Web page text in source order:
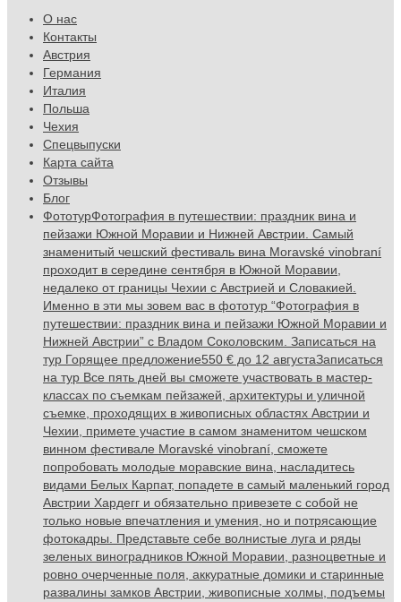
О нас
Контакты
Австрия
Германия
Италия
Польша
Чехия
Спецвыпуски
Карта сайта
Отзывы
Блог
ФототурФотография в путешествии: праздник вина и
пейзажи Южной Моравии и Нижней Австрии. Самый
знаменитый чешский фестиваль вина Moravské vinobraní
проходит в середине сентября в Южной Моравии,
недалеко от границы Чехии с Австрией и Словакией.
Именно в эти мы зовем вас в фототур “Фотография в
путешествии: праздник вина и пейзажи Южной Моравии и
Нижней Австрии” с Владом Соколовским. Записаться на
тур Горящее предложение550 € до 12 августаЗаписаться
на тур Все пять дней вы сможете участвовать в мастер-
классах по съемкам пейзажей, архитектуры и уличной
съемке, проходящих в живописных областях Австрии и
Чехии, примете участие в самом знаменитом чешском
винном фестивале Moravské vinobraní, сможете
попробовать молодые моравские вина, насладитесь
видами Белых Карпат, попадете в самый маленький город
Австрии Хардегг и обязательно привезете с собой не
только новые впечатления и умения, но и потрясающие
фотокадры. Представьте себе волнистые луга и ряды
зеленых виноградников Южной Моравии, разноцветные и
ровно очерченные поля, аккуратные домики и старинные
развалины замков Австрии, живописные холмы, подъемы